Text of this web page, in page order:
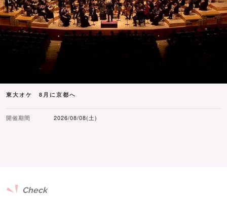
東大オケ 8月に京都へ
開催期間 2026/08/08(土)
Check